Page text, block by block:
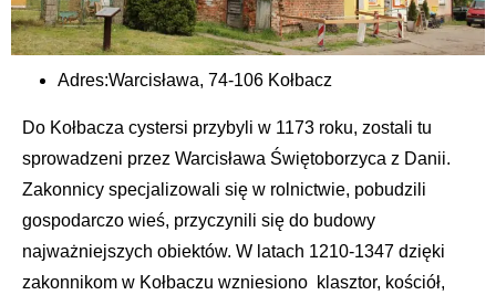
Adres:Warcisława, 74-106 Kołbacz
Do Kołbacza cystersi przybyli w 1173 roku, zostali tu
sprowadzeni przez Warcisława Świętoborzyca z Danii.
Zakonnicy specjalizowali się w rolnictwie, pobudzili
gospodarczo wieś, przyczynili się do budowy
najważniejszych obiektów. W latach 1210-1347 dzięki
zakonnikom w Kołbaczu wzniesiono klasztor, kościół,